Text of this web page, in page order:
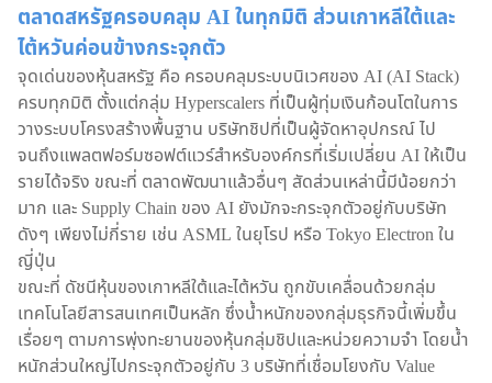
ตลาดสหรัฐครอบคลุม AI ในทุกมิติ ส่วนเกาหลีใต้และ
ไต้หวันค่อนข้างกระจุกตัว
จุดเด่นของหุ้นสหรัฐ คือ ครอบคลุมระบบนิเวศของ AI (AI Stack)
ครบทุกมิติ ตั้งแต่กลุ่ม Hyperscalers ที่เป็นผู้ทุ่มเงินก้อนโตในการ
วางระบบโครงสร้างพื้นฐาน บริษัทชิปที่เป็นผู้จัดหาอุปกรณ์ ไป
จนถึงแพลตฟอร์มซอฟต์แวร์สำหรับองค์กรที่เริ่มเปลี่ยน AI ให้เป็น
รายได้จริง ขณะที่ ตลาดพัฒนาแล้วอื่นๆ สัดส่วนเหล่านี้มีน้อยกว่า
มาก และ Supply Chain ของ AI ยังมักจะกระจุกตัวอยู่กับบริษัท
ดังๆ เพียงไม่กี่ราย เช่น ASML ในยุโรป หรือ Tokyo Electron ใน
ญี่ปุ่น
ขณะที่ ดัชนีหุ้นของเกาหลีใต้และไต้หวัน ถูกขับเคลื่อนด้วยกลุ่ม
เทคโนโลยีสารสนเทศเป็นหลัก ซึ่งน้ำหนักของกลุ่มธุรกิจนี้เพิ่มขึ้น
เรื่อยๆ ตามการพุ่งทะยานของหุ้นกลุ่มชิปและหน่วยความจำ โดยน้ำ
หนักส่วนใหญ่ไปกระจุกตัวอยู่กับ 3 บริษัทที่เชื่อมโยงกับ Value